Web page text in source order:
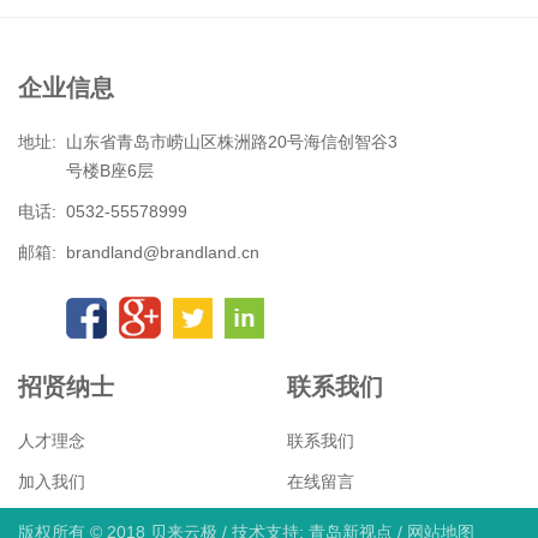
企业信息
地址:
山东省青岛市崂山区株洲路20号海信创智谷3
号楼B座6层
电话: 0532-55578999
邮箱: brandland@brandland.cn
招贤纳士
人才理念
加入我们
联系我们
联系我们
在线留言
版权所有 © 2018 贝来云极 / 技术支持: 青岛新视点 / 网站地图